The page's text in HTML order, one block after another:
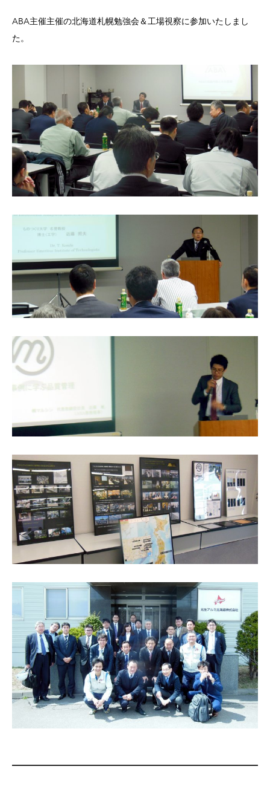
ABA主催主催の北海道札幌勉強会＆工場視察に参加いたしまし
た。